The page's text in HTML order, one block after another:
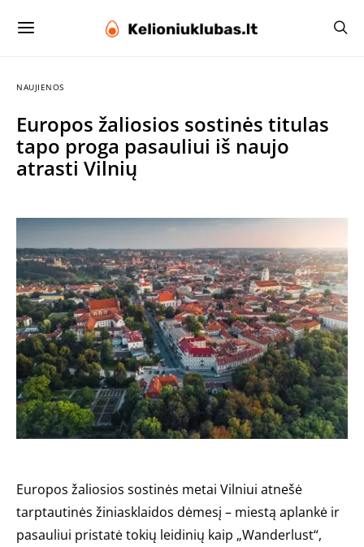
NAUJIENOS
Europos žaliosios sostinės titulas
tapo proga pasauliui iš naujo
atrasti Vilnių
Europos žaliosios sostinės metai Vilniui atnešė
tarptautinės žiniasklaidos dėmesį – miestą aplankė ir
pasauliui pristatė tokių leidinių kaip „Wanderlust“,